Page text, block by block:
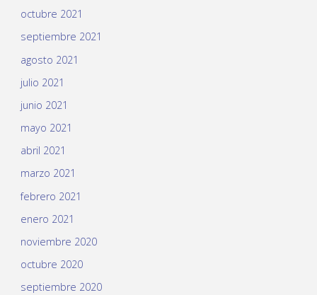
octubre 2021
septiembre 2021
agosto 2021
julio 2021
junio 2021
mayo 2021
abril 2021
marzo 2021
febrero 2021
enero 2021
noviembre 2020
octubre 2020
septiembre 2020